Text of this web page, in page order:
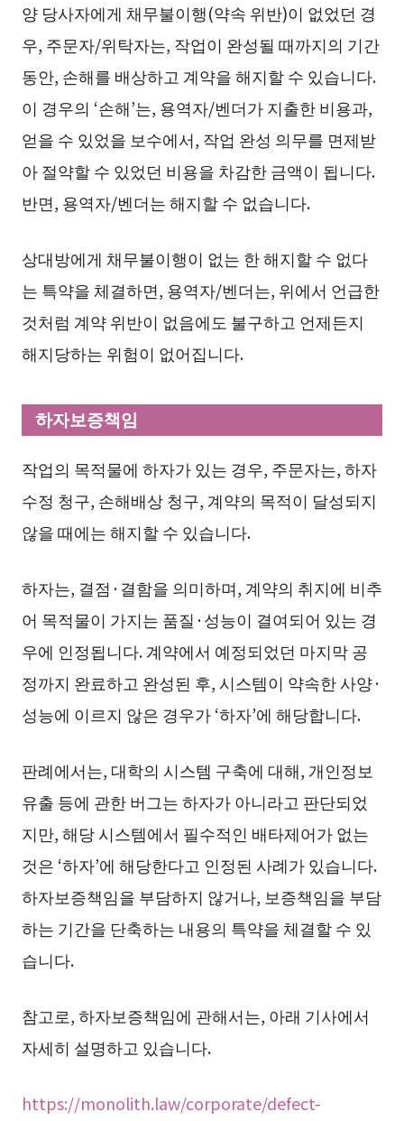
양 당사자에게 채무불이행(약속 위반)이 없었던 경
우, 주문자/위탁자는, 작업이 완성될 때까지의 기간
동안, 손해를 배상하고 계약을 해지할 수 있습니다.
이 경우의 ‘손해’는, 용역자/벤더가 지출한 비용과,
얻을 수 있었을 보수에서, 작업 완성 의무를 면제받
아 절약할 수 있었던 비용을 차감한 금액이 됩니다.
반면, 용역자/벤더는 해지할 수 없습니다.
상대방에게 채무불이행이 없는 한 해지할 수 없다
는 특약을 체결하면, 용역자/벤더는, 위에서 언급한
것처럼 계약 위반이 없음에도 불구하고 언제든지
해지당하는 위험이 없어집니다.
하자보증책임
작업의 목적물에 하자가 있는 경우, 주문자는, 하자
수정 청구, 손해배상 청구, 계약의 목적이 달성되지
않을 때에는 해지할 수 있습니다.
하자는, 결점·결함을 의미하며, 계약의 취지에 비추
어 목적물이 가지는 품질·성능이 결여되어 있는 경
우에 인정됩니다. 계약에서 예정되었던 마지막 공
정까지 완료하고 완성된 후, 시스템이 약속한 사양·
성능에 이르지 않은 경우가 ‘하자’에 해당합니다.
판례에서는, 대학의 시스템 구축에 대해, 개인정보
유출 등에 관한 버그는 하자가 아니라고 판단되었
지만, 해당 시스템에서 필수적인 배타제어가 없는
것은 ‘하자’에 해당한다고 인정된 사례가 있습니다.
하자보증책임을 부담하지 않거나, 보증책임을 부담
하는 기간을 단축하는 내용의 특약을 체결할 수 있
습니다.
참고로, 하자보증책임에 관해서는, 아래 기사에서
자세히 설명하고 있습니다.
https://monolith.law/corporate/defect-